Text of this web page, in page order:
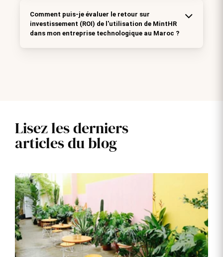
Comment puis-je évaluer le retour sur
investissement (ROI) de l'utilisation de MintHR
dans mon entreprise technologique au Maroc ?
Lisez les derniers
articles du blog